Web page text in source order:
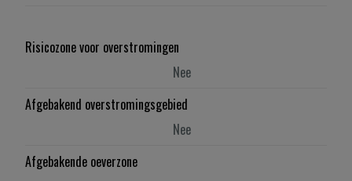
Risicozone voor overstromingen
Nee
Afgebakend overstromingsgebied
Nee
Afgebakende oeverzone